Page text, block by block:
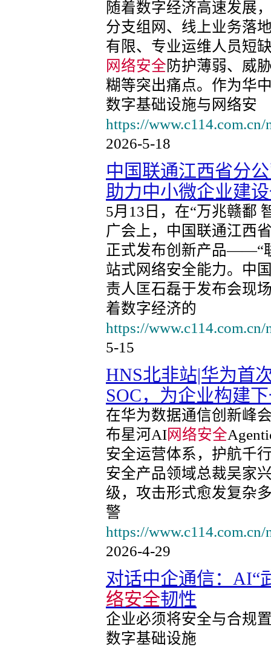
随着数字经济高速发展
分支组网、线上业务落
有限、专业运维人员短
网络安全防护薄弱、威
糊等突出痛点。作为华
数字基础设施与网络安
https://
2026-5-18
中国联通江西省分
助力中小微企业建
5月13日，在“万兆赣鄱
广会上，中国联通江西
正式发布创新产品——“
站式网络安全能力。中
责人匡石磊于发布会现
着数字经济的
https://
5-15
HNS北非站|华为首
SOC，为企业构建
在华为数据通信创新峰
布星河AI网络安全
安全运营体系，护航千
安全产品领域总裁吴家
级，攻击形式愈发复杂
警
https://
2026-4-29
对话中企通信：AI“
络安全韧性
企业必须将安全与合规
数字基础设施